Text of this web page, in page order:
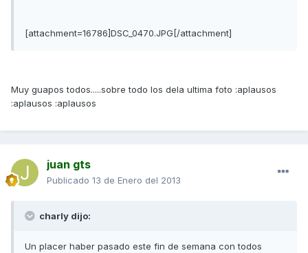
[attachment=16786]DSC_0470.JPG[/attachment]
Muy guapos todos.....sobre todo los dela ultima foto :aplausos
:aplausos :aplausos
juan gts
Publicado 13 de Enero del 2013
charly dijo:
Un placer haber pasado este fin de semana con todos